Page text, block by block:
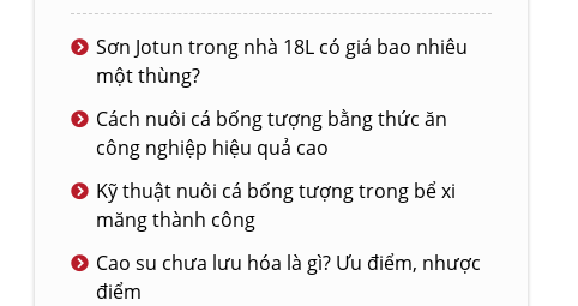
Sơn Jotun trong nhà 18L có giá bao nhiêu
một thùng?
Cách nuôi cá bống tượng bằng thức ăn
công nghiệp hiệu quả cao
Kỹ thuật nuôi cá bống tượng trong bể xi
măng thành công
Cao su chưa lưu hóa là gì? Ưu điểm, nhược
điểm